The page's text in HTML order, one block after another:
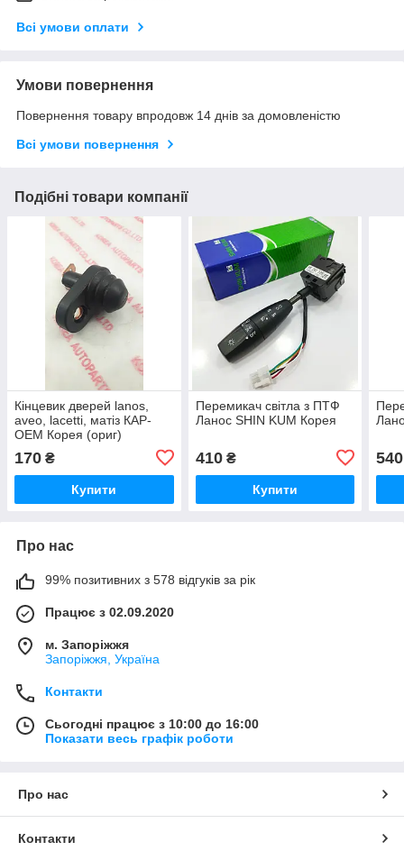
Всі умови оплати
Умови повернення
Повернення товару впродовж 14 днів за домовленістю
Всі умови повернення
Подібні товари компанії
Кінцевик дверей lanos,
aveo, lacetti, матіз КАР-
ОЕМ Корея (ориг)
170 ₴
Купити
Перемикач світла з ПТФ
Ланос SHIN KUM Корея
410₴
Купити
540
Про нас
99% позитивних з 578 відгуків за рік
Працює з 02.09.2020
м. Запоріжжя
Запоріжжя, Україна
Контакти
Сьогодні працює з 10:00 до 16:00
Показати весь графік роботи
Про нас
Контакти